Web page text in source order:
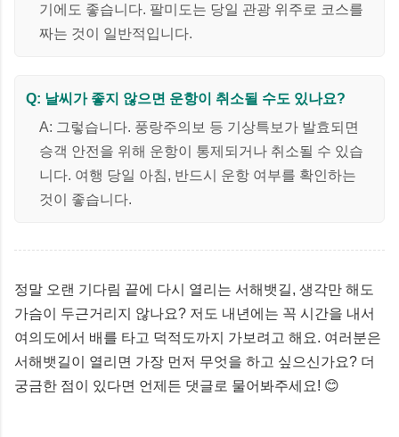
기에도 좋습니다. 팔미도는 당일 관광 위주로 코스를
짜는 것이 일반적입니다.
Q: 날씨가 좋지 않으면 운항이 취소될 수도 있나요?
A: 그렇습니다. 풍랑주의보 등 기상특보가 발효되면
승객 안전을 위해 운항이 통제되거나 취소될 수 있습
니다. 여행 당일 아침, 반드시 운항 여부를 확인하는
것이 좋습니다.
정말 오랜 기다림 끝에 다시 열리는 서해뱃길, 생각만 해도
가슴이 두근거리지 않나요? 저도 내년에는 꼭 시간을 내서
여의도에서 배를 타고 덕적도까지 가보려고 해요. 여러분은
서해뱃길이 열리면 가장 먼저 무엇을 하고 싶으신가요? 더
궁금한 점이 있다면 언제든 댓글로 물어봐주세요! 😊